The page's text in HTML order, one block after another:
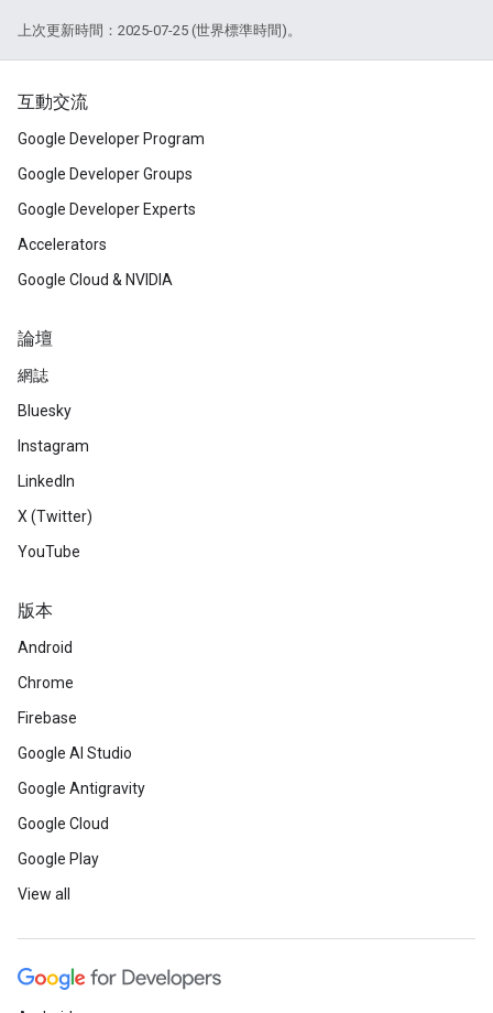
上次更新時間：2025-07-25 (世界標準時間)。
互動交流
Google Developer Program
Google Developer Groups
Google Developer Experts
Accelerators
Google Cloud & NVIDIA
論壇
網誌
Bluesky
Instagram
LinkedIn
X (Twitter)
YouTube
版本
Android
Chrome
Firebase
Google AI Studio
Google Antigravity
Google Cloud
Google Play
View all